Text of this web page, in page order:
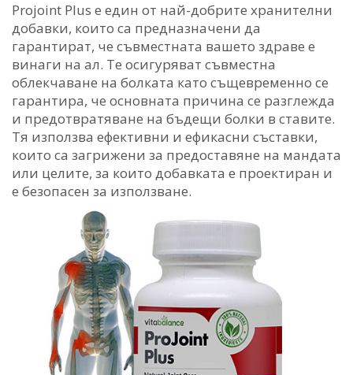
Projoint Plus е един от най-добрите хранителни
добавки, които са предназначени да
гарантират, че съвместната вашето здраве е
винаги на ал. Те осигуряват съвместна
облекчаване на болката като същевременно се
гарантира, че основната причина се разглежда
и предотвратяване на бъдещи болки в ставите.
Тя използва ефективни и ефикасни съставки,
които са загрижени за предоставяне на мандата
или целите, за които добавката е проектиран и
е безопасен за използване.